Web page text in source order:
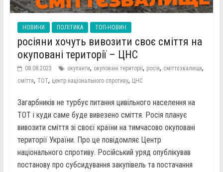
НОВИНИ ПОЛІТИКА ТОП-НОВИН
росіяни хочуть вивозити своє сміття на
окуповані території – ЦНС
08.08.2023 окупанти, окуповані території, росія, сміттєзвалища,
сміття, ТОТ, центр національного спротиву, ЦНС
Загарбників не турбує питання цивільного населення на
ТОТ і куди саме буде вивезено сміття. Росія планує
вивозити сміття зі своєї країни на тимчасово окуповані
території України. Про це повідомляє Центр
національного спротиву. Російський уряд опублікував
постанову про субсидування закупівель та постачання